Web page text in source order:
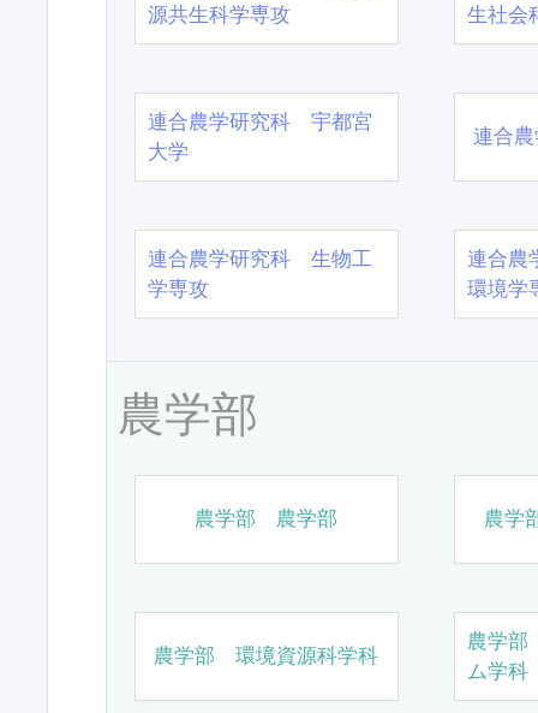
源共生科学専攻
生社会
連合農学研究科 宇都宮
大学
連合
連合農学研究科 生物工
学専攻
連合農
環境学
農学部
農学部 農学部 農学
農学部 環境資源科学科
農学
ム学科